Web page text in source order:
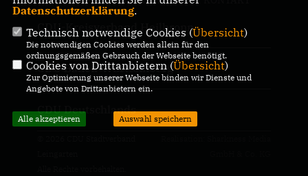
CDU-Kreisverband Heilbronn
CDU Baden-Württemberg
CDU Deutschlands
Datenschutzerklärung.
Technisch notwendige Cookies (Übersicht)
Die notwendigen Cookies werden allein für den
ordnungsgemäßen Gebrauch der Webseite benötigt.
Cookies von Drittanbietern (Übersicht)
Zur Optimierung unserer Webseite binden wir Dienste und
Angebote von Drittanbietern ein.
Alle akzeptieren Auswahl speichern